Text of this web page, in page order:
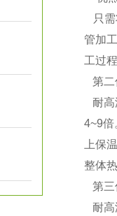
只需
管加
工过
第二
耐高
4~9倍
上保
整体
第三
耐高